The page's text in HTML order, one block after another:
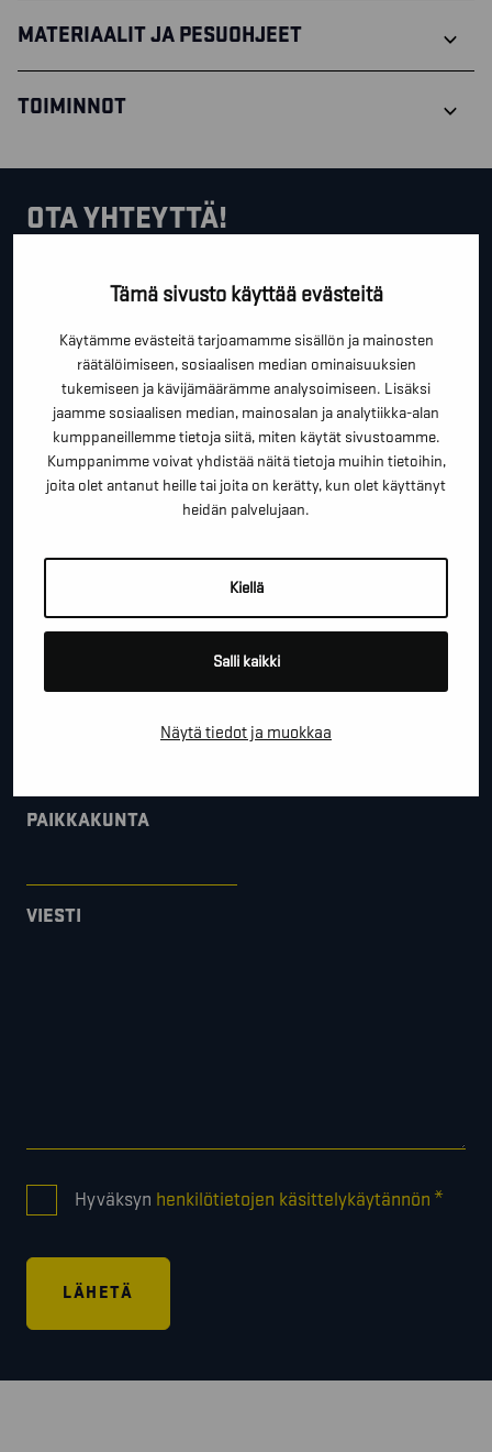
Tämä sivusto käyttää evästeitä
Käytämme evästeitä tarjoamamme sisällön ja mainosten
räätälöimiseen, sosiaalisen median ominaisuuksien
tukemiseen ja kävijämäärämme analysoimiseen. Lisäksi
jaamme sosiaalisen median, mainosalan ja analytiikka-alan
kumppaneillemme tietoja siitä, miten käytät sivustoamme.
Kumppanimme voivat yhdistää näitä tietoja muihin tietoihin,
joita olet antanut heille tai joita on kerätty, kun olet käyttänyt
heidän palvelujaan.
Kiellä
Salli kaikki
Näytä tiedot ja muokkaa
MATERIAALIT JA PESUOHJEET
TOIMINNOT
OTA YHTEYTTÄ!
kartoituskäyntiä tai ihan vain lähettää lämpimiä
terveisiä!
" näyttää pakolliset kentät
ETUNIMI SUKUNIMI *
SÄHKÖPOSTI *
PAIKKAKUNTA
VIESTI
Hyväksyn henkilötietojen käsittelykäytännön *